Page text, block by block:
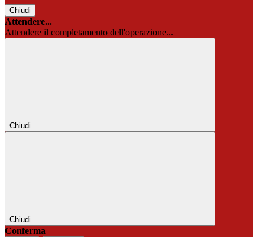
Chiudi
Attendere...
Attendere il completamento dell'operazione...
Chiudi
Chiudi
Conferma